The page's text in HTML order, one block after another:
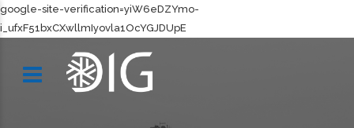
google-site-verification=yiW6eDZYmo-
i_ufxF51bxCXwllmIyovla1OcYGJDUpE